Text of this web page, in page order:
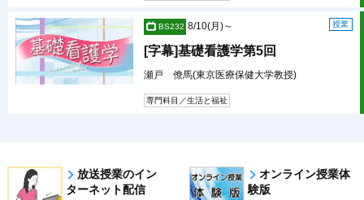
BS232 授業
8/10(月)～
[字幕]基礎看護学第5回
瀬戸 僚馬(東京医療保健大学教授)
専門科目／生活と福祉
放送授業のイン
ターネット配信
オンライン授業体
験版